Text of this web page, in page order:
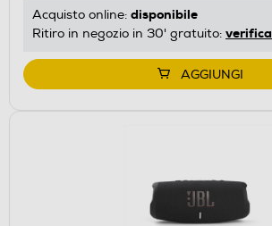
Acquisto online: disponibile
Ritiro in negozio in 30' gratuito: verifica
AGGIUNGI